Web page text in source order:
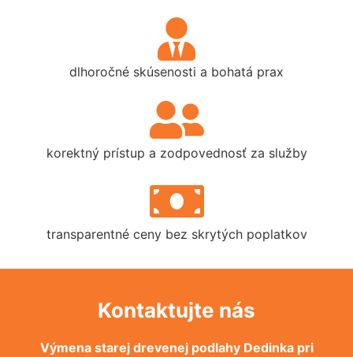
dlhoročné skúsenosti a bohatá prax
korektný prístup a zodpovednosť za služby
transparentné ceny bez skrytých poplatkov
Kontaktujte nás
Výmena starej drevenej podlahy Dedinka pri